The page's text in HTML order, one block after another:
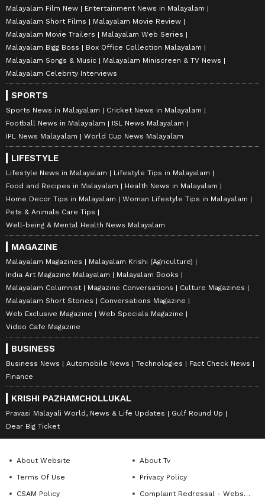
Malayalam Film New
Entertainment News in Malayalam
Malayalam Short Films
Malayalam Movie Review
Malayalam Movie Trailers
Malayalam Web Series
Malayalam Bigg Boss
Box Office Collection Malayalam
Malayalam Songs & Music
Malayalam Miniscreen & TV News
Malayalam Celebrity Interviews
SPORTS
Sports News in Malayalam
Cricket News in Malayalam
Football News in Malayalam
ISL News Malayalam
IPL News Malayalam
World Cup News Malayalam
LIFESTYLE
Lifestyle News in Malayalam
Lifestyle Tips in Malayalam
Food and Recipes in Malayalam
Health News in Malayalam
Home Decor Tips in Malayalam
Woman Lifestyle Tips in Malayalam
Pets & Animals Care Tips
Well-being & Mental Health News Malayalam
MAGAZINE
Malayalam Magazines
Malayalam Krishi (Agriculture)
India Art Magazine Malayalam
Malayalam Books
Malayalam Columnist
Magazine Conversations
Culture Magazines
Malayalam Short Stories
Conversations Magazine
Web Exclusive Magazine
Web Specials Magazine
Video Cafe Magazine
BUSINESS
Business News Automobile News Technologies
Fact Check News
Finance
KRISHI PAZHAMCHOLLUKAL
Pravasi Malayali World, News & Life Updates
Gulf Round Up
Dear Big Ticket
About Website
About Tv
Terms Of Use
Privacy Policy
CSAM Policy
Complaint Redressal - Website